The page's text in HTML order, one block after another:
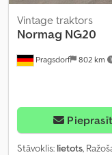
Pragsdorf 802 km
Vintage traktors
Normag NG20
Pieprasīt
Stāvoklis: lietots,